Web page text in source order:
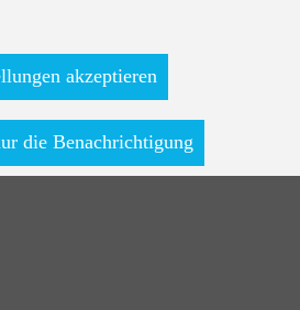
akzeptieren
die Benachrichtigung